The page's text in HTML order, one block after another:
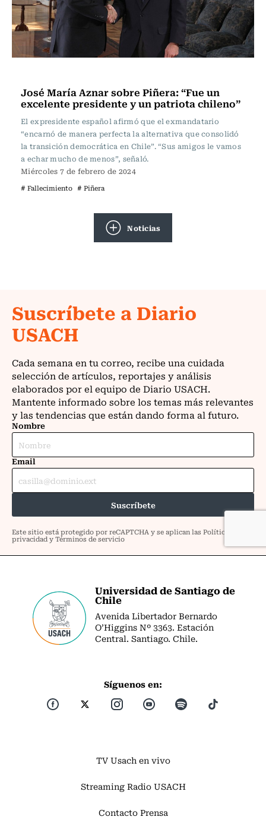
José María Aznar sobre Piñera: “Fue un
excelente presidente y un patriota chileno”
El expresidente español afirmó que el exmandatario
“encarnó de manera perfecta la alternativa que consolidó
la transición democrática en Chile”. “Sus amigos le vamos
a echar mucho de menos”, señaló.
Miércoles 7 de febrero de 2024
# Fallecimiento # Piñera
Noticias
Universidad de Santiago de
Chile
Avenida Libertador Bernardo
O’Higgins Nº 3363. Estación
Central. Santiago. Chile.
Síguenos en:
TV Usach en vivo
Streaming Radio USACH
Contacto Prensa